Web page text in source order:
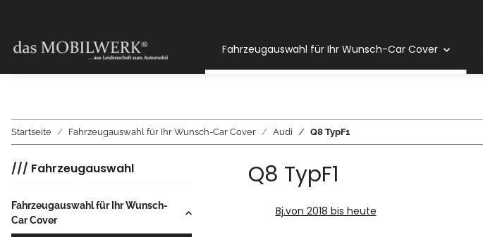
Fahrzeugauswahl für Ihr Wunsch-Car Cover
Startseite Fahrzeugauswahl für Ihr Wunsch-Car Cover Audi Q8 TypF1
Q8 TypF1
Bj.von 2018 bis heute
/// Fahrzeugauswahl
Fahrzeugauswahl für Ihr Wunsch-
Car Cover